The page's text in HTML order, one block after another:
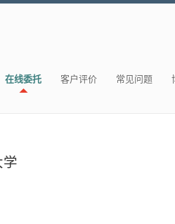
在线委托 客户评价 常见问题
学